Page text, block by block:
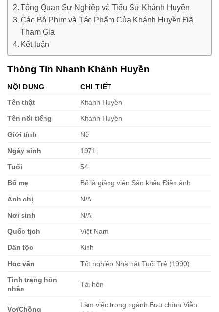
Tổng Quan Sự Nghiệp và Tiểu Sử Khánh Huyền
Các Bộ Phim và Tác Phẩm Của Khánh Huyền Đã
Tham Gia
Kết luận
Thông Tin Nhanh Khánh Huyền
NỘI DUNG
CHI TIẾT
Tên thật
Khánh Huyền
Tên nổi tiếng Khánh Huyền
Giới tính Nữ
Ngày sinh 1971
Tuổi 54
Bố mẹ Bố là giảng viên Sân khấu Điện ảnh
Anh chị N/A
Nơi sinh N/A
Quốc tịch Việt Nam
Dân tộc Kinh
Học vấn Tốt nghiệp Nhà hát Tuổi Trẻ (1990)
Tình trạng hôn
nhân
Tái hôn
Vợ/Chồng
Làm việc trong ngành Bưu chính Viễn